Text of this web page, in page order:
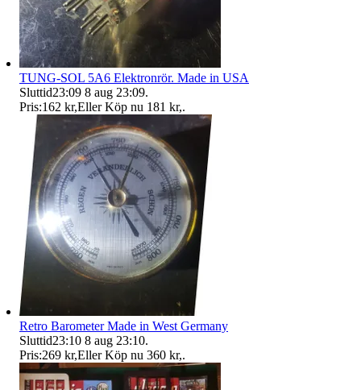
TUNG-SOL 5A6 Elektronrör. Made in USA
Sluttid23:09 8 aug 23:09.
Pris:162 kr,Eller Köp nu 181 kr,.
Retro Barometer Made in West Germany
Sluttid23:10 8 aug 23:10.
Pris:269 kr,Eller Köp nu 360 kr,.